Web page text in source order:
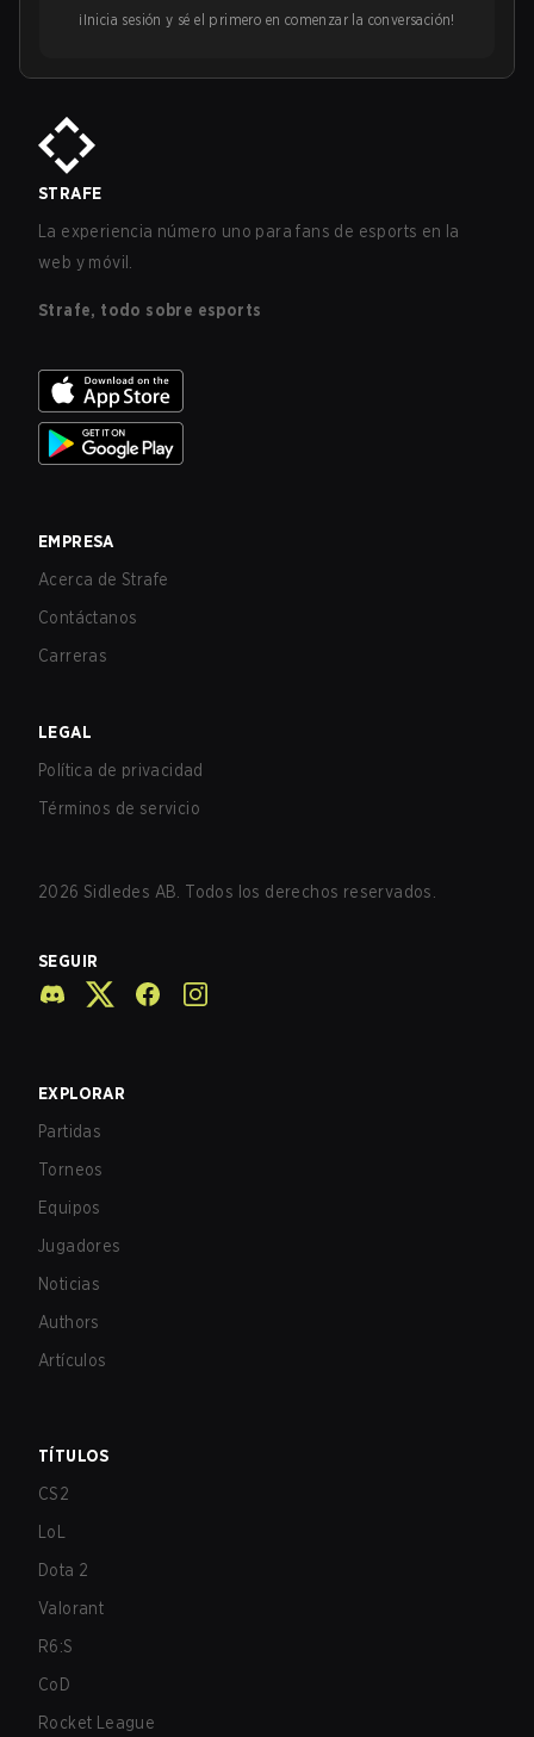
¡Inicia sesión y sé el primero en comenzar la conversación!
STRAFE
La experiencia número uno para fans de esports en la
web y móvil.
Strafe, todo sobre esports
EMPRESA
Acerca de Strafe
Contáctanos
Carreras
LEGAL
Política de privacidad
Términos de servicio
2026 Sidledes AB. Todos los derechos reservados.
SEGUIR
EXPLORAR
Partidas
Torneos
Equipos
Jugadores
Noticias
Authors
Artículos
TÍTULOS
CS2
LoL
Dota 2
Valorant
R6:S
CoD
Rocket League